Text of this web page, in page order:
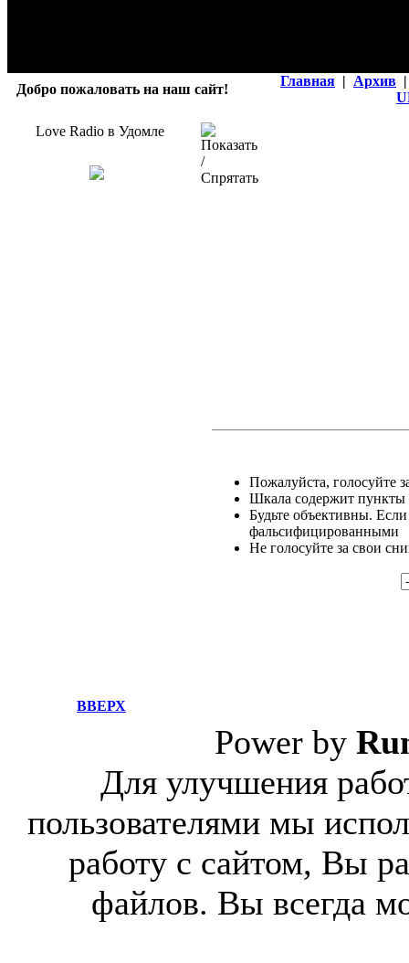
Добро пожаловать на наш сайт!
Главная | Архив |
Love Radio в Удомле
Пожалуйста, голосуйте
Шкала содержит пункты
Будьте объективны.
фальсифицированными
Не голосуйте за свои
ВВЕРХ
Power by
Для улучшения
пользователями мы
работу с сайтом, Вы
файлов. Вы всегда